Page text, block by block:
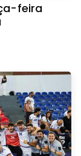
feira